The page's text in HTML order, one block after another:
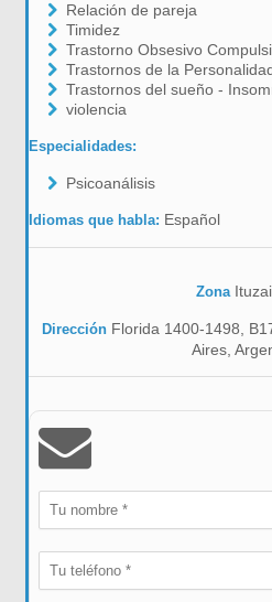
Relación de pareja
Timidez
Trastorno Obsesivo
Trastornos de la
Trastornos del sueño -
violencia
Especialidades:
Psicoanálisis
Idiomas que habla: Español
Zona
Dirección Florida 1400-1498,
Aires,